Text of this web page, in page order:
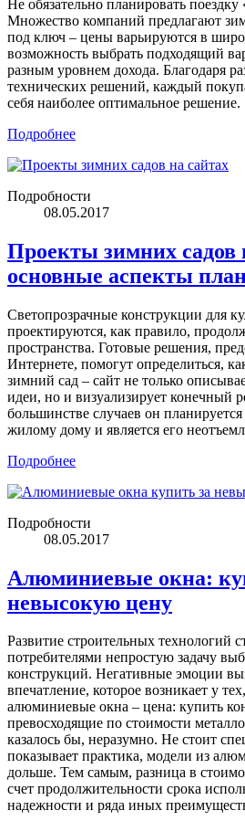
Не обязательно планировать
Множество компаний предлагают
под ключ – цены варьируются в
возможность выбрать подходящий
разным уровнем дохода. Благодаря
технических решений, каждый
себя наиболее оптимальное решение.
Подробнее
Подробности
08.05.2017
Проекты зимних садов
основные аспекты
Светопрозрачные конструкции для
проектируются, как правило,
пространства. Готовые решения,
Интернете, помогут определиться,
зимний сад – сайт не только
идеи, но и визуализирует конечный
большинстве случаев он
жилому дому и является его
Подробнее
Подробности
08.05.2017
Алюминиевые окна:
невысокую цену
Развитие строительных технологий
потребителями непростую задачу
конструкций. Негативные эмоции
впечатление, которое возникает у
алюминиевые окна – цена: купить
превосходящие по стоимости
казалось бы, неразумно. Не стоит
показывает практика, модели из
дольше. Тем самым, разница в
счет продолжительности срока
надежности и ряда иных